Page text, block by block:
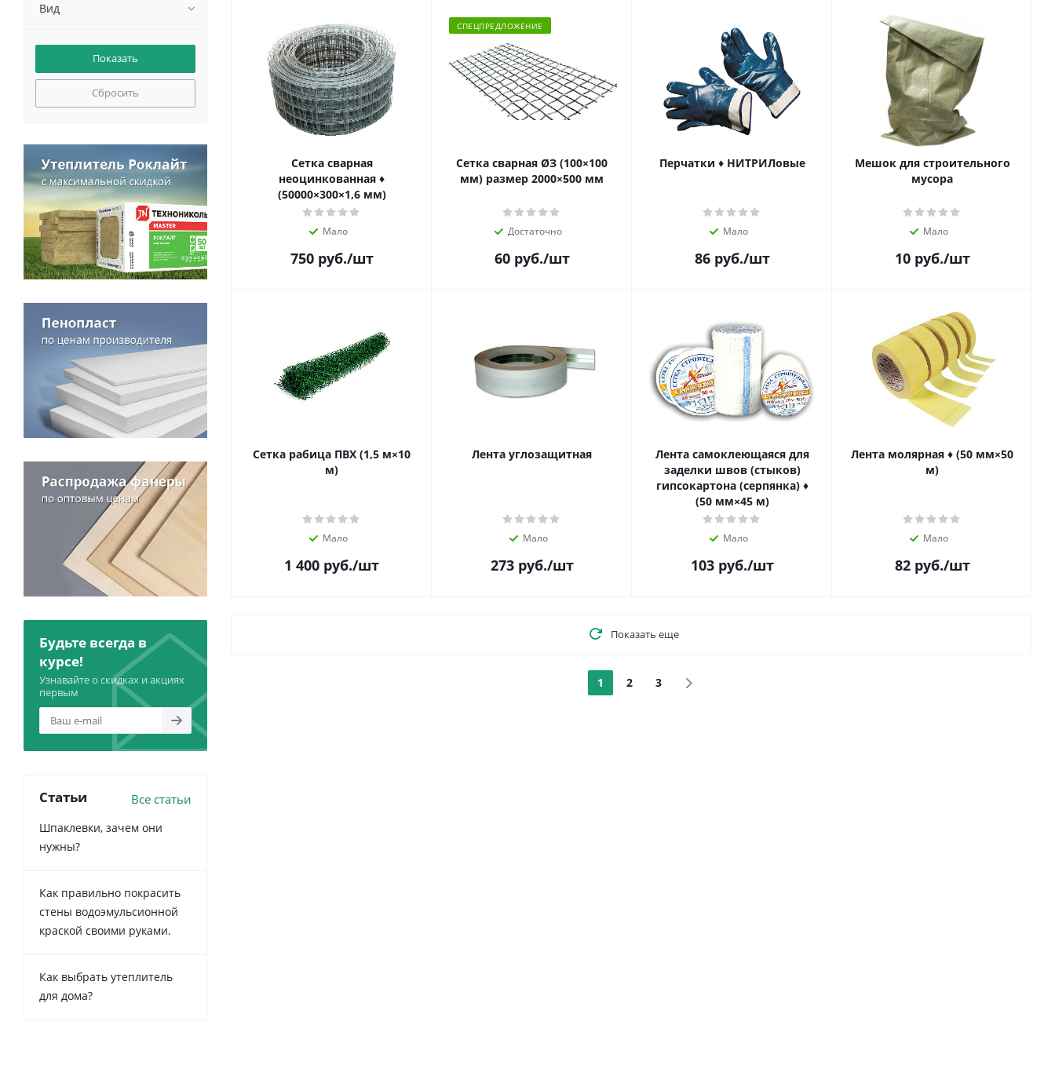
Сетка сварная
неоцинкованная ♦
(50000×300×1,6 мм)
Мало
750руб./шт
СПЕЦПРЕДЛОЖЕНИЕ
Сетка сварная ØЗ (100×100
мм) размер 2000×500 мм
Достаточно
60руб./шт
Перчатки ♦ НИТРИЛовые
Мало
86руб./шт
Мешок для строительного
мусора
Мало
10руб./шт
Сетка рабица ПВХ (1,5 м×10
м)
Мало
1 400 руб./шт
Лента углозащитная
Мало
273руб./шт
Лента самоклеющаяся для
заделки швов (стыков)
гипсокартона (серпянка) ♦
(50 мм×45 м)
Мало
103руб./шт
Лента молярная ♦ (50 мм×50
м)
Мало
82руб./шт
Показать еще
1 2 3
Вид
Сбросить
Будьте всегда в
курсе!
Узнавайте о скидках и акциях
первым
Статьи Все статьи
Шпаклевки, зачем они
нужны?
Как правильно покрасить
стены водоэмульсионной
краской своими руками.
Как выбрать утеплитель
для дома?